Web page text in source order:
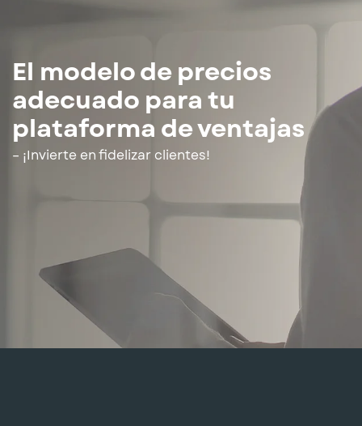
El modelo de precios
adecuado para tu
plataforma de ventajas
– ¡Invierte en fidelizar clientes!